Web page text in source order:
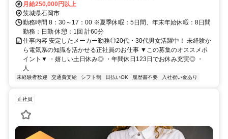
月給250,000円以上
茨城県石岡市
勤務時間 8：30～17：00 ※夏季休暇：5日間、年末年始休暇：8日間
勤務：日勤 休憩：1回 計60分
仕事内容 安定したメーカー勤務◎20代・30代男女活躍中！ 未経験か
ら電気系の知識を活かせる正社員のお仕事 ▼この募集のオススメポ
イント▼ ・嬉しい土日休み◎ ・年間休日123日でお休み充実◎ ・
人...
未経験者歓迎 交通費支給 シフト制 日払いOK 履歴書不要 入社祝い金あり
正社員